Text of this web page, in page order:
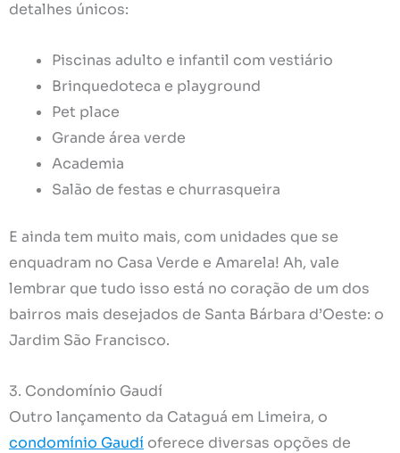
detalhes únicos:
Piscinas adulto e infantil com vestiário
Brinquedoteca e playground
Pet place
Grande área verde
Academia
Salão de festas e churrasqueira
E ainda tem muito mais, com unidades que se
enquadram no Casa Verde e Amarela! Ah, vale
lembrar que tudo isso está no coração de um dos
bairros mais desejados de Santa Bárbara d’Oeste: o
Jardim São Francisco.
3. Condomínio Gaudí
Outro lançamento da Cataguá em Limeira, o
condomínio Gaudí oferece diversas opções de